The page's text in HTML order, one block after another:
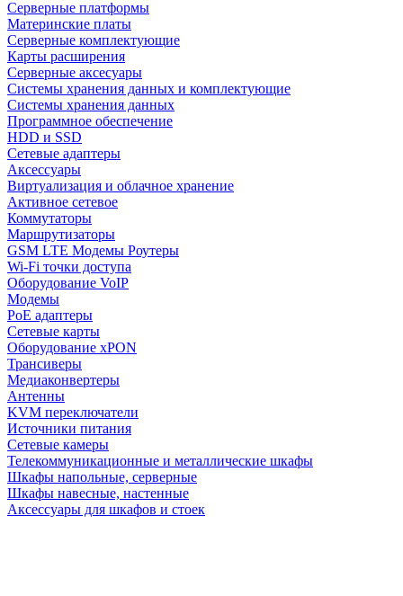
Серверные платформы
Материнские платы
Серверные комплектующие
Карты расширения
Серверные аксесуары
Системы хранения данных и комплектующие
Системы хранения данных
Программное обеспечение
HDD и SSD
Сетевые адаптеры
Аксессуары
Виртуализация и облачное хранение
Активное сетевое
Коммутаторы
Маршрутизаторы
GSM LTE Модемы Роутеры
Wi-Fi точки доступа
Оборудование VoIP
Модемы
PoE адаптеры
Сетевые карты
Оборудование xPON
Трансиверы
Медиаконвертеры
Антенны
KVM переключатели
Источники питания
Сетевые камеры
Телекоммуникационные и металлические шкафы
Шкафы напольные, серверные
Шкафы навесные, настенные
Аксессуары для шкафов и стоек